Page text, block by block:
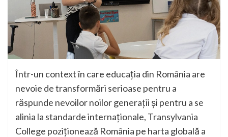
Într-un context în care educația din România are
nevoie de transformări serioase pentru a
răspunde nevoilor noilor generații și pentru a se
alinia la standarde internaționale, Transylvania
College poziționează România pe harta globală a